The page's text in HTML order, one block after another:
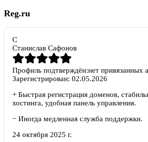
Reg.ru
С
Станислав Сафонов
Профиль подтверждён:нет привязанных
Зарегистрирован: 02.05.2026
+ Быстрая регистрация доменов,
хостинга, удобная панель управления.
− Иногда медленная служба поддержки.
24 октября 2025 г.